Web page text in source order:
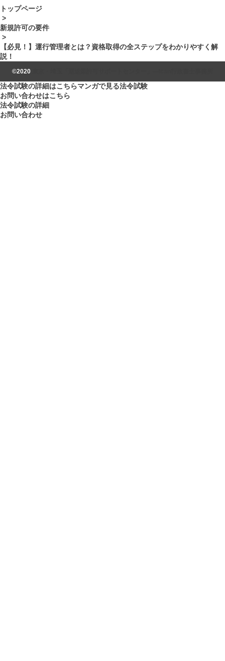
トップページ
>
新規許可の要件
>
【必見！】運行管理者とは？資格取得の全ステップをわかりやすく解
説！
©2020
法令試験の詳細はこちらマンガで見る法令試験
お問い合わせはこちら
法令試験の詳細
お問い合わせ